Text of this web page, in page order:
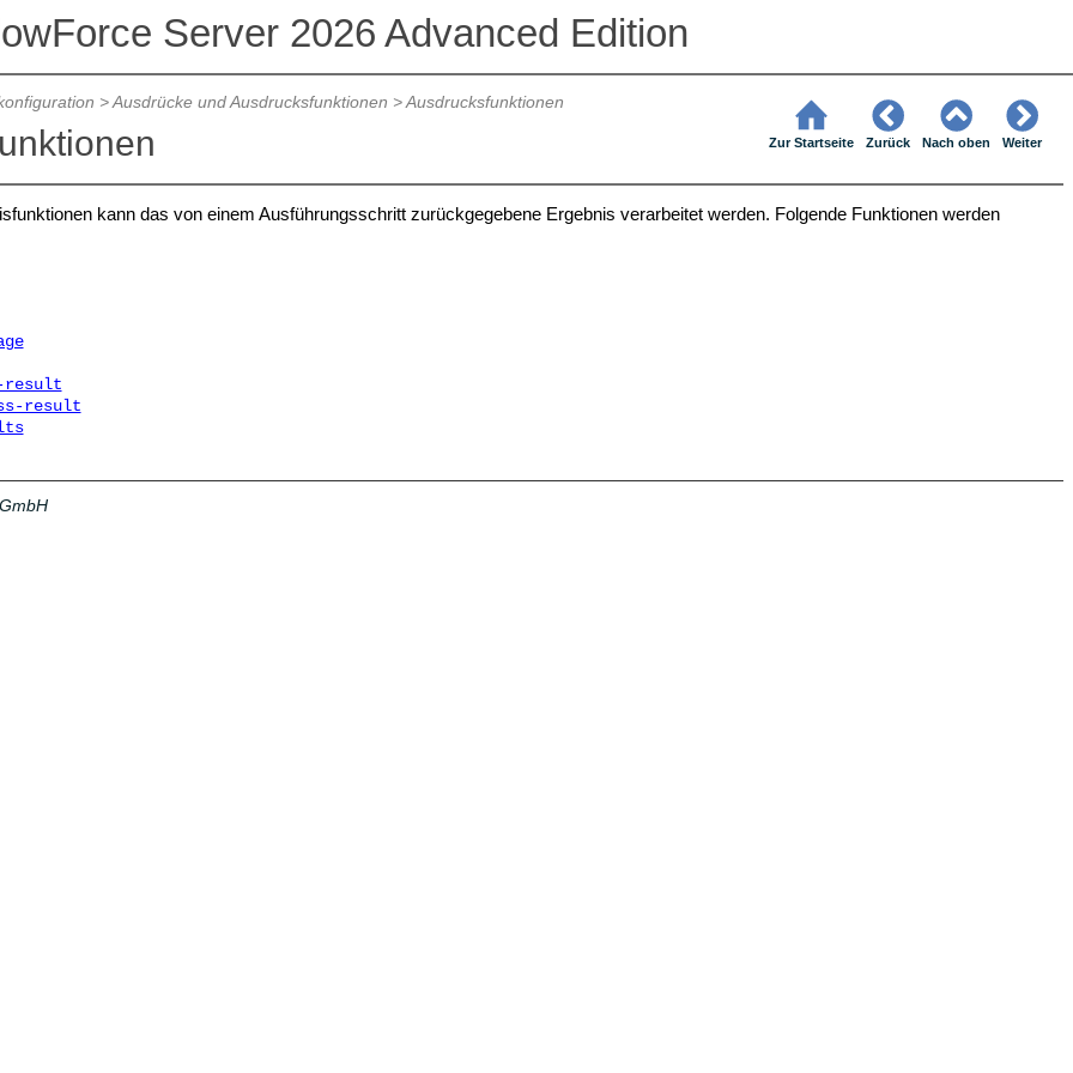
Server 2026 Advanced Edition
>Ausdrücke und Ausdrucksfunktionen >Ausdrucksfunktionen
Zur Startseite Zurück Nach oben Weiter
kann das von einem Ausführungsschritt zurückgegebene Ergebnis verarbeitet werden. Folgende Funktionen werden
result
result